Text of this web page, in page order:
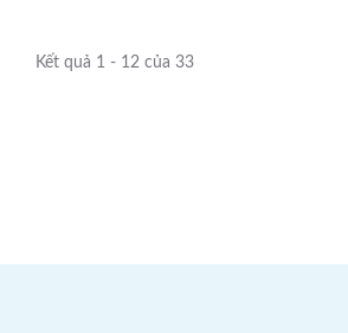
Kết quả 1 - 12 của 33